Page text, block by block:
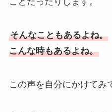
そんなこともあるよね。
こんな時もあるよね。
この声を自分にかけてみ